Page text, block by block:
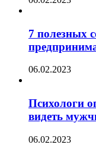
7 полезных
06.02.2023
Психологи
видеть
06.02.2023